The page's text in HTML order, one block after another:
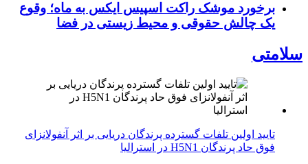
برخورد موشک راکت اسپیس ایکس به ماه؛ وقوع
یک چالش حقوقی و محیط زیستی در فضا
سلامتی
تایید اولین تلفات گسترده پرندگان دریایی بر اثر آنفولانزای
فوق حاد پرندگان H5N1 در استرالیا